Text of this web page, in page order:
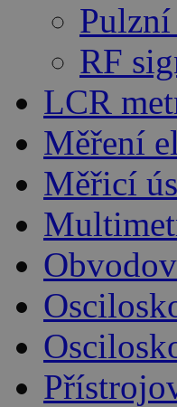
RF
LCR
Měření
Měřicí